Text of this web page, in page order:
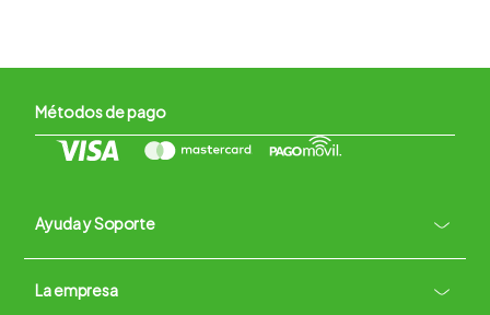
Métodos de pago
Ayuda y Soporte +
Contacto vía WhatsApp
Términos y condiciones
La empresa +